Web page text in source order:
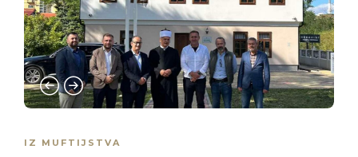
IZ MUFTIJSTVA